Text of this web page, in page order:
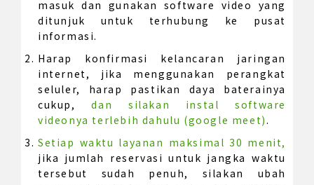
masuk dan gunakan software video yang
ditunjuk untuk terhubung ke pusat
informasi.
Harap konfirmasi kelancaran jaringan
internet, jika menggunakan perangkat
seluler, harap pastikan daya baterainya
cukup,dan silakan instal software
videonya terlebih dahulu (google meet).
Setiap waktu layanan maksimal 30 menit,
jika jumlah reservasi untuk jangka waktu
tersebut sudah penuh, silakan ubah